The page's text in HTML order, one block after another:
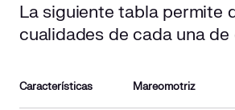
La siguiente tabla permite
cualidades de cada una de
Características Mareomotriz